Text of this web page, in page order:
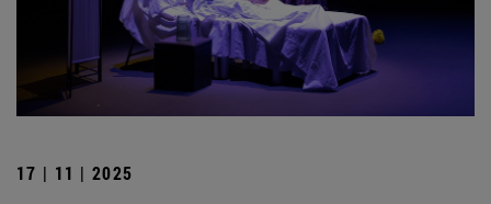
17 | 11 | 2025